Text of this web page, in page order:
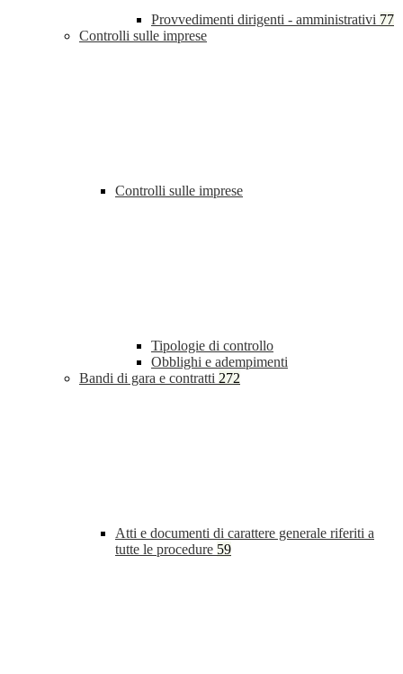
Provvedimenti dirigenti - amministrativi 77
Controlli sulle imprese
Controlli sulle imprese
Tipologie di controllo
Obblighi e adempimenti
Bandi di gara e contratti 272
Atti e documenti di carattere generale riferiti a
tutte le procedure 59